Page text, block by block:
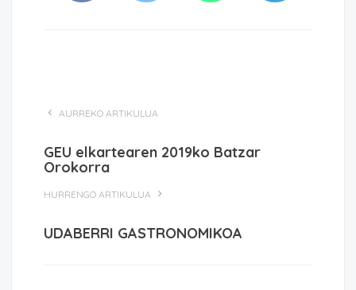
AURREKO ARTIKULUA
GEU elkartearen 2019ko Batzar
Orokorra
HURRENGO ARTIKULUA
UDABERRI GASTRONOMIKOA